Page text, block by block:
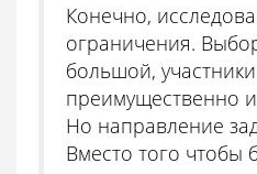
Конечно,
ограничения.
большой,
преимущественно
Но направление
Вместо того чтобы